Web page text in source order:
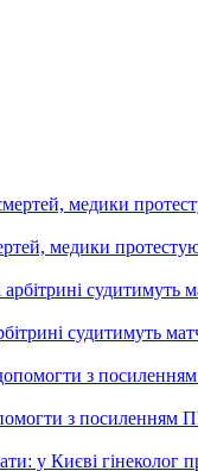
медики
судитимуть
з посиленням